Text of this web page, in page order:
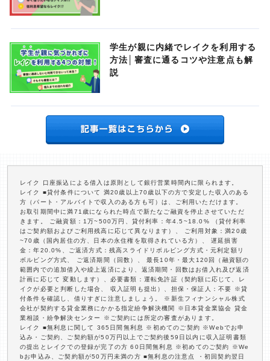
学生が親に内緒でレイクを利用する
方法│審査に通るコツや注意点も解
説
レイク 口座振込による借入は原則として銀行営業時間内に限られます。
レイク ■貸付条件について 満20歳以上70歳以下の方で安定した収入のある
方（パート・アルバイトで収入のある方も可）は、ご利用いただけます。
お取引期間中に満71歳になられた時点で新たなご融資を停止させていただ
きます。 ご融資額：1万~500万円、貸付利率：年4.5~18.0% （貸付利率
はご契約額およびご利用残高に応じて異なります）、 ご利用対象：満20歳
~70歳（国内居住の方、日本の永住権を取得されている方）、 遅延損害
金：年20.0%、ご返済方式：残高スライドリボルビング方式・元利定額リ
ボルビング方式、 ご返済期間（回数）、 最長10年・最大120回（融資額の
範囲内での追加借入や繰上返済により、返済期間・回数はお借入れ及び返済
計画に応じて 変動します）、必要書類：運転免許証（契約額に応じて、レ
イクが必要と判断した場合、 収入証明も提出）、担保・保証人：不要 ※貸
付条件を確認し、借りすぎに注意しましょう。 ※新生フィナンシャル株式
会社が契約する貸金業務にかかる指定紛争解決機関 ※日本貸金業協会 貸金
業相談・紛争解決センター ※ご契約には所定の審査があります。
レイク ■無利息に関して 365日間無利息 ※初めてのご契約 ※Webでお申
込み・ご契約、ご契約額が50万円以上でご契約後59日以内に収入証明書類
の提出とレイクでの登録が完了の方 60日間無利息 ※初めてのご契約 ※We
bお申込み、ご契約額が50万円未満の方 ■無利息の注意点 ・初回契約翌日